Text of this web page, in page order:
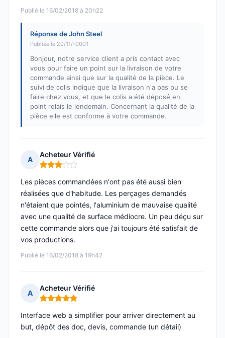
Publié le 16/02/2018 à 20h22
Réponse de John Steel
Publiée le 29/11/-0001
Bonjour, notre service client a pris contact avec
vous pour faire un point sur la livraison de votre
commande ainsi que sur la qualité de la pièce. Le
suivi de colis indique que la livraison n'a pas pu se
faire chez vous, et que le colis a été déposé en
point relais le lendemain. Concernant la qualité de la
pièce elle est conforme à votre commande.
A
Acheteur Vérifié
Note : 3 sur 5
Publié le 16/02/2018 à 19h42
Les pièces commandées n'ont pas été aussi bien
réalisées que d'habitude. Les perçages demandés
n'étaient que pointés, l'aluminium de mauvaise qualité
avec une qualité de surface médiocre. Un peu déçu sur
cette commande alors que j'ai toujours été satisfait de
vos productions.
A
Acheteur Vérifié
Note : 5 sur 5
Interface web a simplifier pour arriver directement au
but, dépôt des doc, devis, commande (un détail)